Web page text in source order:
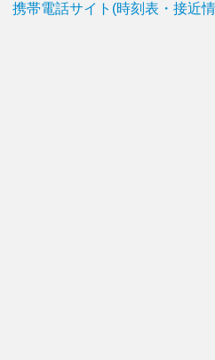
携帯電話サイト(時刻表・接近